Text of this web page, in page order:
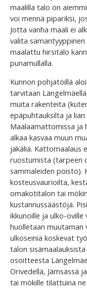
maalilla talo on
voi mennä pipariksi,
Jotta vanha maali ei
valita samantyyppinen
maalattu hirsitalo
punamullalla.
Kunnon pohjatöillä
tarvitaan
muita rakenteita
epäpuhtauksilta ja
Maalaamattomissa ja
alkaa kasvaa muun
jäkäliä. Kattomaalaus
ruostumista (tarpeen
sammaleiden poisto).
kosteusvaurioilta,
omakotitalon tai
kustannussäästöjä.
ikkunoille ja ulko-
huolletaan muutaman
ulkoseiniä koskevat
talon
osoitteesta
Orivedellä, Jämsässä
tai mökille tilattuina